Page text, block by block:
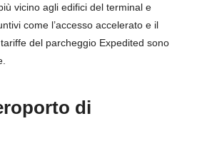
vicino agli edifici del terminal e
come l’accesso accelerato e il
del parcheggio Expedited sono
di